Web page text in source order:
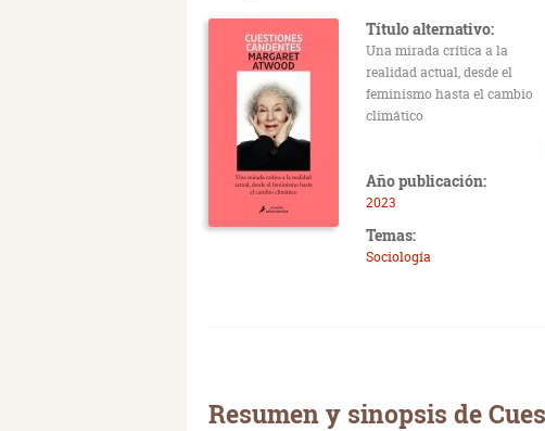
Título alternativo:
Una mirada crítica a la
realidad actual, desde el
feminismo hasta el cambio
climático
Año publicación:
2023
Temas:
Sociología
Resumen y sinopsis de